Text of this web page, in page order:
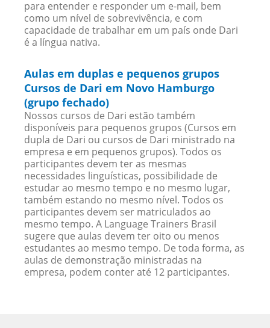
para entender e responder um e-mail, bem
como um nível de sobrevivência, e com
capacidade de trabalhar em um país onde Dari
é a língua nativa.
Aulas em duplas e pequenos grupos
Cursos de Dari em Novo Hamburgo
(grupo fechado)
Nossos cursos de Dari estão também
disponíveis para pequenos grupos (Cursos em
dupla de Dari ou cursos de Dari ministrado na
empresa e em pequenos grupos). Todos os
participantes devem ter as mesmas
necessidades linguísticas, possibilidade de
estudar ao mesmo tempo e no mesmo lugar,
também estando no mesmo nível. Todos os
participantes devem ser matriculados ao
mesmo tempo. A Language Trainers Brasil
sugere que aulas devem ter oito ou menos
estudantes ao mesmo tempo. De toda forma, as
aulas de demonstração ministradas na
empresa, podem conter até 12 participantes.